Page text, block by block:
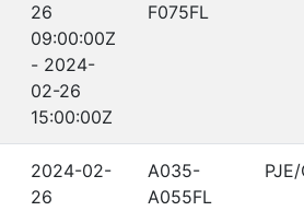
26
09:00:00Z
- 2024-
02-26
15:00:00Z
F075FL
2024-02-
26
A035-
A055FL